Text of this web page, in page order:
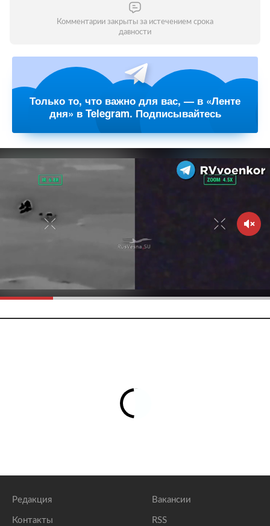
Комментарии закрыты за истечением срока
давности
Только то, что важно для вас, — в «Ленте
дня» в Telegram. Подписывайтесь
Редакция
Контакты
Вакансии
RSS